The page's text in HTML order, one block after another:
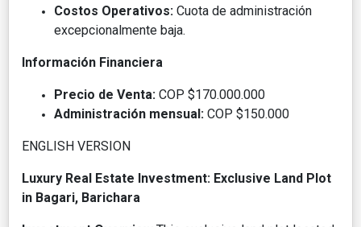
Costos Operativos: Cuota de administración
excepcionalmente baja.
Información Financiera
Precio de Venta: COP $170.000.000
Administración mensual: COP $150.000
ENGLISH VERSION
Luxury Real Estate Investment: Exclusive Land Plot
in Bagari, Barichara